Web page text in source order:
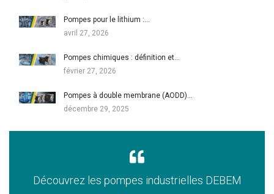
Pompes pour le lithium :…
avril 27, 2026
Pompes chimiques : définition et…
février 27, 2026
Pompes à double membrane (AODD)…
décembre 29, 2025
Découvrez les pompes industrielles DEBEM